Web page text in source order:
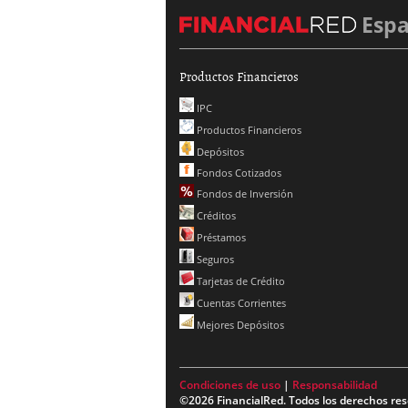
Productos Financieros
IPC
Productos Financieros
Depósitos
Fondos Cotizados
Fondos de Inversión
Créditos
Préstamos
Seguros
Tarjetas de Crédito
Cuentas Corrientes
Mejores Depósitos
Condiciones de uso | Responsabilidad
©2026 FinancialRed. Todos los derechos